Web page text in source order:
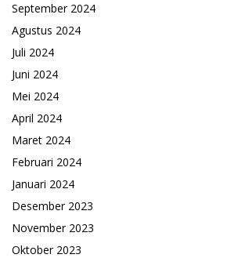
September 2024
Agustus 2024
Juli 2024
Juni 2024
Mei 2024
April 2024
Maret 2024
Februari 2024
Januari 2024
Desember 2023
November 2023
Oktober 2023